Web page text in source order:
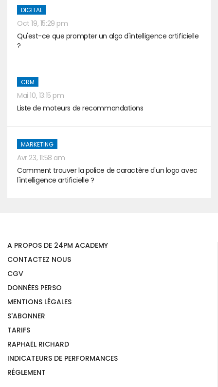
DIGITAL
Oct 19, 15:29 pm
Qu'est-ce que prompter un algo d'intelligence artificielle
?
CRM
Mai 10, 13:15 pm
Liste de moteurs de recommandations
MARKETING
Avr 23, 11:58 am
Comment trouver la police de caractère d'un logo avec
l'intelligence artificielle ?
A PROPOS DE 24PM ACADEMY
CONTACTEZ NOUS
CGV
DONNÉES PERSO
MENTIONS LÉGALES
S'ABONNER
TARIFS
RAPHAËL RICHARD
INDICATEURS DE PERFORMANCES
RÉGLEMENT